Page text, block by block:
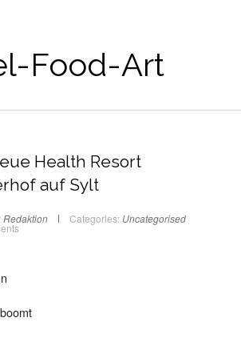
Food-Art
Health Resort
auf Sylt
Redaktion Categories: Uncategorised